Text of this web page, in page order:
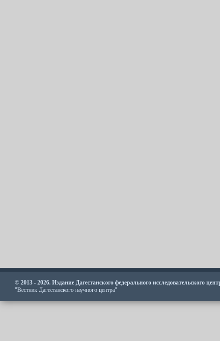
© 2013 - 2026. Издание Дагестанского федерального исследовательского
"Вестник Дагестанского научного центра"